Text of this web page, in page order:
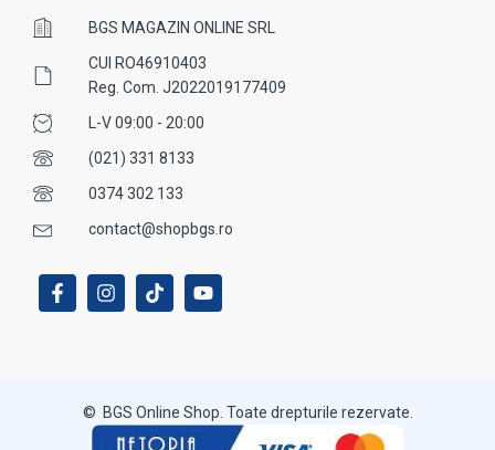
BGS MAGAZIN ONLINE SRL
CUI RO46910403
Reg. Com. J2022019177409
L-V 09:00 - 20:00
(021) 331 8133
0374 302 133
contact@shopbgs.ro
© BGS Online Shop. Toate drepturile rezervate.